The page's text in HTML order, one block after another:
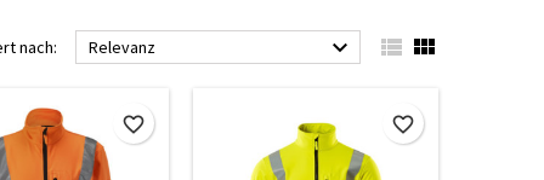
nach: Relevanz   
favorite_border favorite_border